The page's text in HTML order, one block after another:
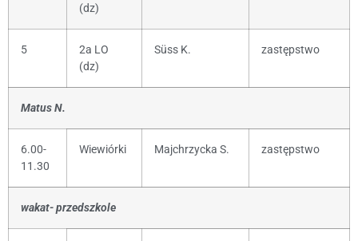
(dz)
5
2a LO
(dz)
Süss K. zastępstwo
Matus N.
6.00-
11.30
Wiewiórki Majchrzycka S. zastępstwo
wakat- przedszkole